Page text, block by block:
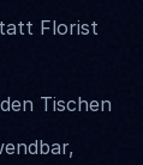
Florist
Tischen